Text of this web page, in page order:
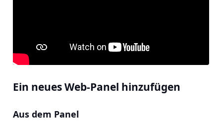
Ein neues Web-Panel hinzufügen
Aus dem Panel